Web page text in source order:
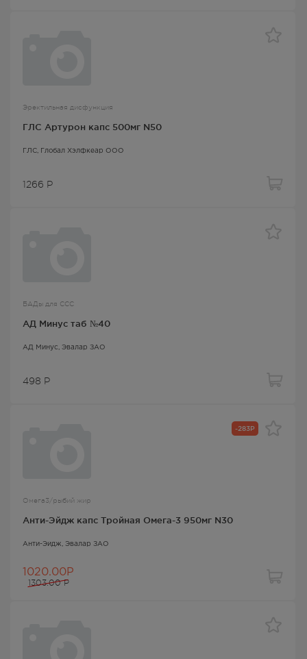
Эректильная дисфункция
ГЛС Артурон капс 500мг N50
ГЛС, Глобал Хэлфкеар ООО
1266 Р
БАДы для ССС
АД Минус таб №40
АД Минус , Эвалар ЗАО
498 Р
-283Р
Омега3/рыбий жир
Анти-Эйдж капс Тройная Омега-3 950мг N30
Анти-Эйдж , Эвалар ЗАО
1020.00Р
1303.00Р